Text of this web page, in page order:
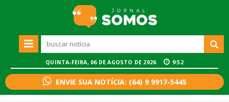
QUINTA-FEIRA, 06 DE AGOSTO DE 2026 9:52
ENVIE SUA NOTÍCIA: (64) 9 9917-5445